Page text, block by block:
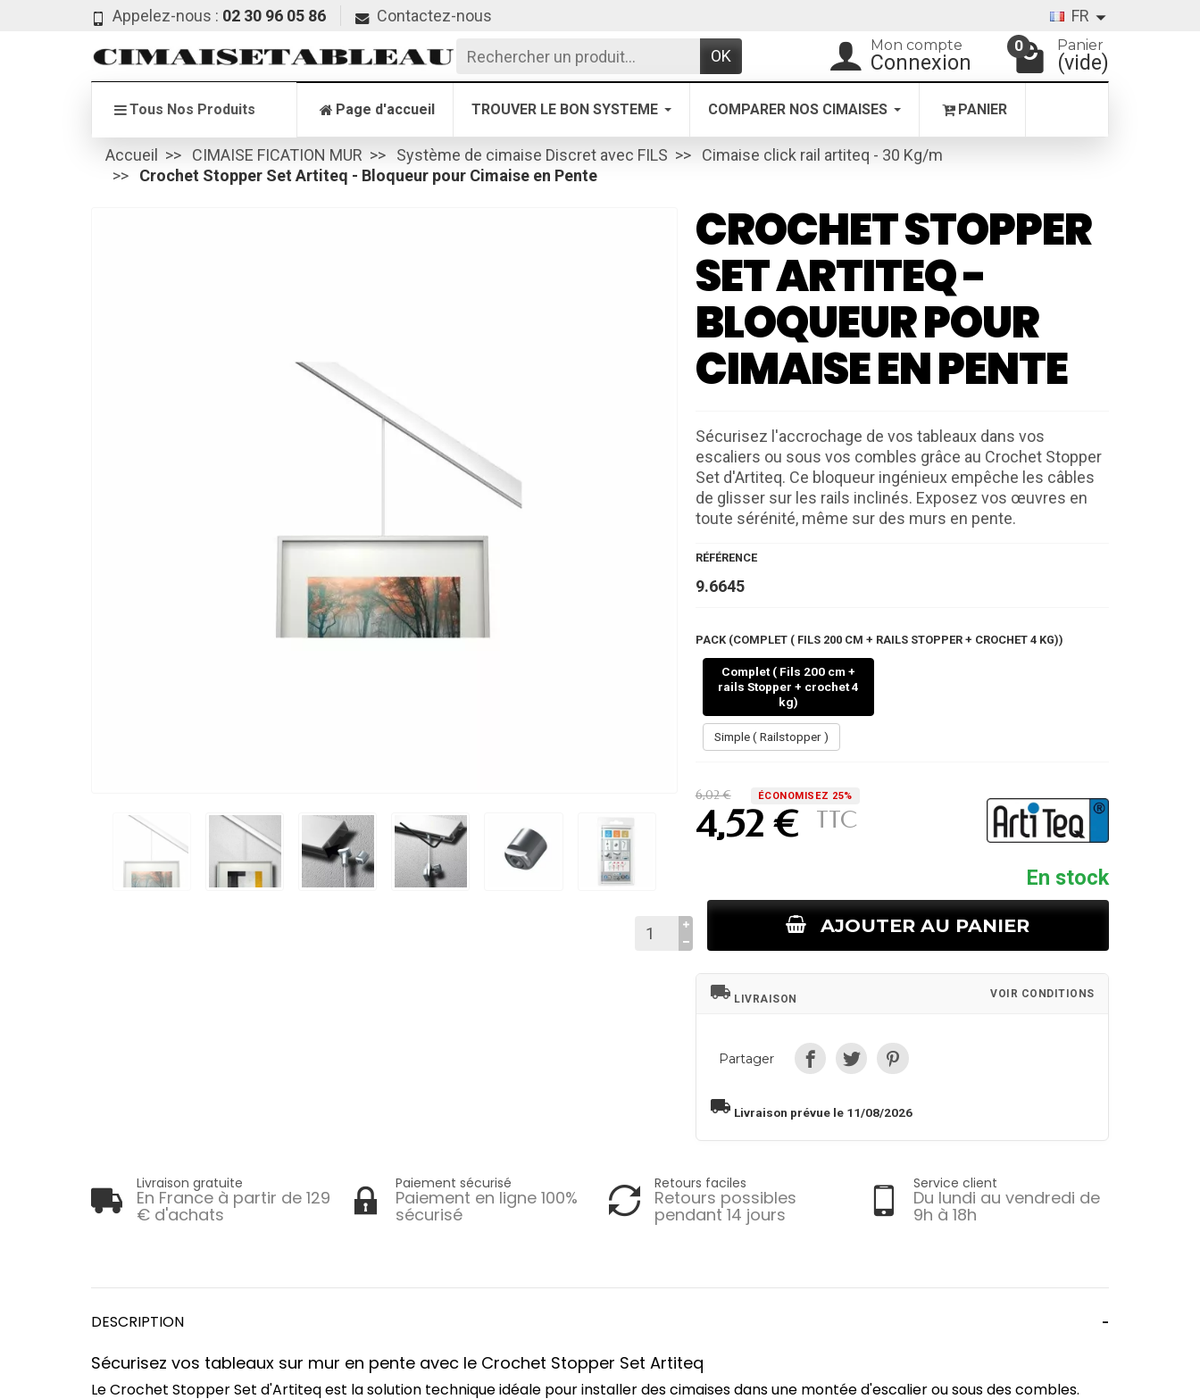
Appelez-nous : 02 30 96 05 86 Contactez-nous FR
OK
Mon compte
Connexion
0 Panier
(vide)
Tous Nos Produits Page d'accueil TROUVER LE BON SYSTEME COMPARER NOS CIMAISES PANIER
Accueil CIMAISE FICATION MUR Système de cimaise Discret avec FILS
Cimaise click rail artiteq - 30 Kg/m
Crochet Stopper Set Artiteq - Bloqueur pour Cimaise en Pente
CROCHET STOPPER
SET ARTITEQ -
BLOQUEUR POUR
CIMAISE EN PENTE
Sécurisez l'accrochage de vos tableaux dans vos
escaliers ou sous vos combles grâce au Crochet Stopper
Set d'Artiteq. Ce bloqueur ingénieux empêche les câbles
de glisser sur les rails inclinés. Exposez vos œuvres en
toute sérénité, même sur des murs en pente.
RÉFÉRENCE
9.6645
PACK (COMPLET ( FILS 200 CM + RAILS STOPPER + CROCHET 4 KG))
Complet ( Fils 200 cm +
rails Stopper + crochet 4
kg)
Simple ( Railstopper )
6,02 € ÉCONOMISEZ 25%
4,52 € TTC
En stock
AJOUTER AU PANIER
local_shipping LIVRAISON VOIR CONDITIONS
Partager
local_shipping Livraison prévue le 11/08/2026
Livraison gratuite
En France à partir de 129
€ d'achats
Paiement sécurisé
Paiement en ligne 100%
sécurisé
Retours faciles
Retours possibles
pendant 14 jours
Service client
Du lundi au vendredi de
9h à 18h
DESCRIPTION
Sécurisez vos tableaux sur mur en pente avec le Crochet Stopper Set Artiteq
Le Crochet Stopper Set d'Artiteq est la solution technique idéale pour installer des cimaises dans une montée d'escalier ou sous des combles.